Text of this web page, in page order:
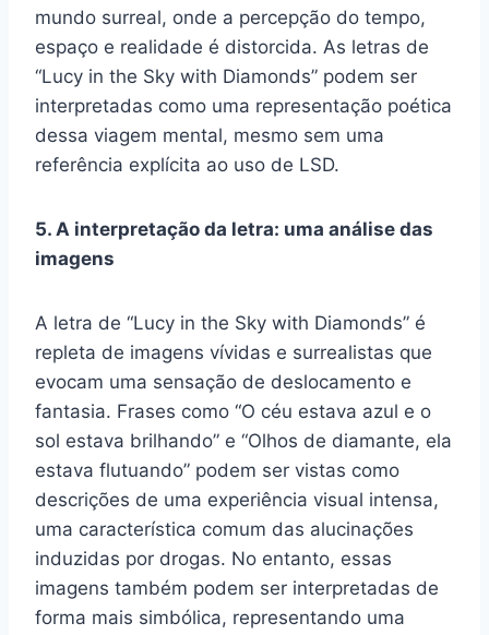
mundo surreal, onde a percepção do tempo,
espaço e realidade é distorcida. As letras de
“Lucy in the Sky with Diamonds” podem ser
interpretadas como uma representação poética
dessa viagem mental, mesmo sem uma
referência explícita ao uso de LSD.
5. A interpretação da letra: uma análise das
imagens
A letra de “Lucy in the Sky with Diamonds” é
repleta de imagens vívidas e surrealistas que
evocam uma sensação de deslocamento e
fantasia. Frases como “O céu estava azul e o
sol estava brilhando” e “Olhos de diamante, ela
estava flutuando” podem ser vistas como
descrições de uma experiência visual intensa,
uma característica comum das alucinações
induzidas por drogas. No entanto, essas
imagens também podem ser interpretadas de
forma mais simbólica, representando uma